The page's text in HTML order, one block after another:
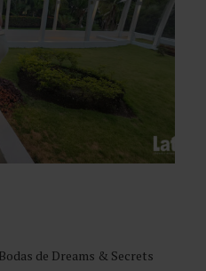
de Dreams & Secrets